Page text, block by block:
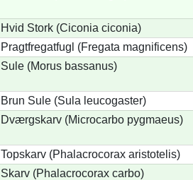
Hvid Stork (Ciconia ciconia)
Pragtfregatfugl (Fregata magnificens)
Sule (Morus bassanus)
Brun Sule (Sula leucogaster)
Dværgskarv (Microcarbo pygmaeus)
Topskarv (Phalacrocorax aristotelis)
Skarv (Phalacrocorax carbo)